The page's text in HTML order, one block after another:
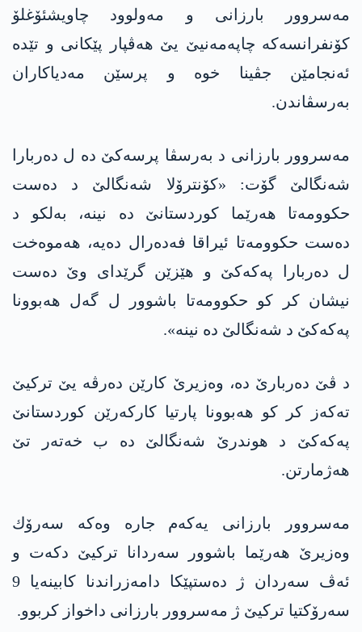
مه‌سروور بارزانی و مه‌ولوود چاویشئۆغلۆ
كۆنفرانسه‌كه‌ چاپه‌مه‌نیێ یێ هه‌ڤپار پێكانی و تێده‌
ئه‌نجامێن جڤینا خوه‌ و پرسێن مه‌دیاكاران
به‌رسڤاندن.
مه‌سروور بارزانی د به‌رسڤا پرسه‌كێ ده‌ ل ده‌ربارا
شه‌نگالێ گۆت: «كۆنترۆلا شه‌نگالێ د ده‌ست
حكوومه‌تا هه‌رێما كوردستانێ ده‌ نینه‌، به‌لكو د
ده‌ست حكوومه‌تا ئیراقا فه‌ده‌رال ده‌یه‌، هه‌موه‌خت
ل ده‌ربارا په‌كه‌كێ و هێزێن گرێدای وێ ده‌ست
نیشان كر كو حكوومه‌تا باشوور ل گه‌ل هه‌بوونا
په‌كه‌كێ د شه‌نگالێ ده‌ نینه‌».
د ڤێ ده‌ربارێ ده‌، وه‌زیرێ كارێن ده‌رڤه‌ یێ تركیێ
ته‌كه‌ز كر كو هه‌بوونا پارتیا كاركه‌رێن كوردستانێ
په‌كه‌كێ د هوندرێ شه‌نگالێ ده‌ ب خه‌ته‌ر تێ
هه‌ژمارتن.
مه‌سروور بارزانی یه‌كه‌م جاره‌ وه‌كه‌ سه‌رۆك
وه‌زیرێ هه‌رێما باشوور سه‌ردانا تركیێ دكه‌ت و
ئه‌ڤ سه‌ردان ژ ده‌ستپێكا دامه‌زراندنا كابینه‌یا 9
سه‌رۆكتیا تركیێ ژ مه‌سروور بارزانی داخواز كربوو.